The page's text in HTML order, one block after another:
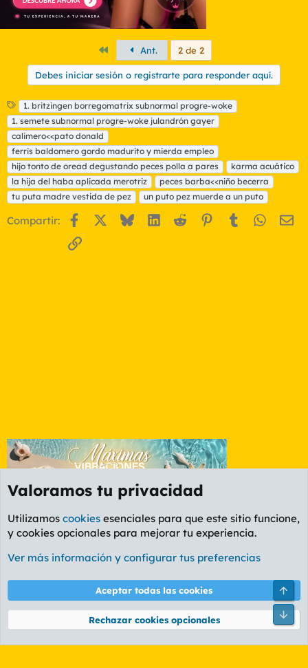
PrimeroAnt. 2 de 2
Debes iniciar sesión o registrarte para responder aquí.
E
t
i
q
u
e
t
a
s
1. britzingen borregomatrix subnormal progre-woke
1. semete subnormal progre-woke julandrón gayer
calimero<<pato donald
ferris baldomero gordo madurito y mierda empleo
hijo tonto de oread degustando peces polla a pares
karma acuático
la hija del haba aplicada merotriz
peces barba<<niño becerra
tu puta madre vestida de pez
un puto pez muerde a un puto
Compartir: Facebook BlueskyLinkedIn
Reddit Pinterest
Tumblr
Enlace
Foro General
Cookies
PL OLDSTYLE AMARILLO
Términos y reglas Política de privacidad Ayuda
Community platform by XenForo® © 2010-2026 XenForo Ltd.
Valoramos tu privacidad
Utilizamos cookies esenciales para que este sitio funcione,
y cookies opcionales para mejorar tu experiencia.
Ver más información y configurar tus preferencias
Aceptar todas las cookies
Rechazar cookies opcionales
Pie